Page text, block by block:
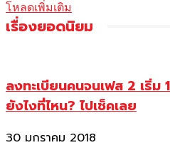
โหลดเพิ่มเติม
เรื่องยอดนิยม
ลงทะเบียนคนจนเฟส 2 เริ่ม
ยังไงที่ไหน? ไปเช็คเลย
30 มกราคม 2018